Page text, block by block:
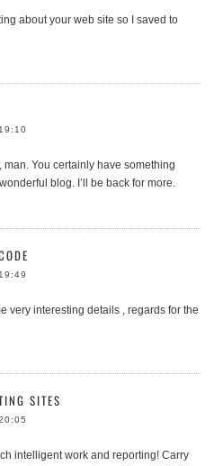
about your web site so I saved to
man. You certainly have something
blog. I’ll be back for more.
very interesting details , regards for the
SITES
intelligent work and reporting! Carry